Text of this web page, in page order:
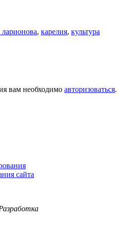
, карелия, культура
вам необходимо авторизоваться.
сайта